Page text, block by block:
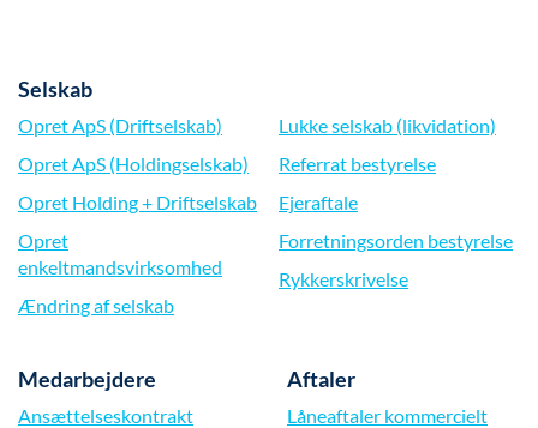
Selskab
Opret ApS (Driftselskab)
Opret ApS (Holdingselskab)
Opret Holding + Driftselskab
Opret
enkeltmandsvirksomhed
Ændring af selskab
Lukke selskab (likvidation)
Referrat bestyrelse
Ejeraftale
Forretningsorden bestyrelse
Rykkerskrivelse
Medarbejdere
Ansættelseskontrakt
Aftaler
Låneaftaler kommercielt